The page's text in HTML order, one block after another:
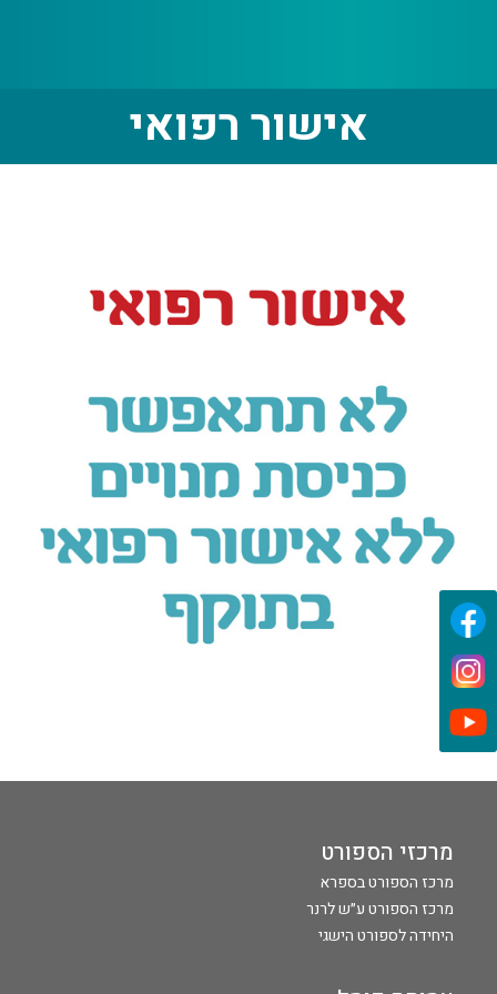
אישור רפואי
מרכזי הספורט
מרכז הספורט בספרא
מרכז הספורט ע״ש לרנר
היחידה לספורט הישגי